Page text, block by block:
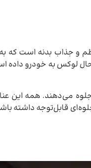
منظم و جذاب بدنه است
حال لوکس به خودرو
می‌دهند. همه این
قابل‌توجه داشته